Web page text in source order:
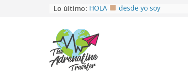
Lo último: HOLA
desde yo soy
EL SENDERO DEL CACAO:
opción
HOSPEDAJE AL NATURALSHH !!
En